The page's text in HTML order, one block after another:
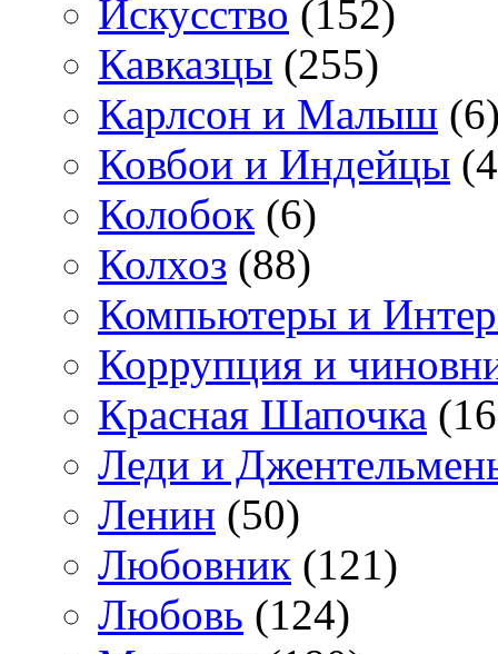
Искусство (152)
Кавказцы (255)
Карлсон и Малыш
Ковбои и Индейцы
Колобок (6)
Колхоз (88)
Компьютеры и
Коррупция и
Красная Шапочка
Леди и
Ленин (50)
Любовник (121)
Любовь (124)